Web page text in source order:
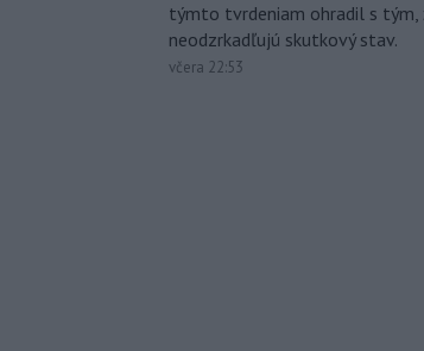
týmto tvrdeniam ohradil s tým,
neodzrkadľujú skutkový stav.
včera 22:53